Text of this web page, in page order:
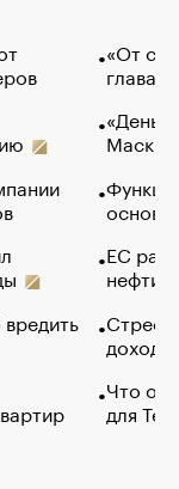
«От
глава
Маск в
основ
ЕС
нефти
Что
для